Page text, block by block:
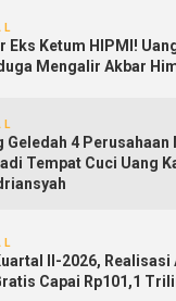
Eks Ketum HIPMI!
Mengalir Akbar
Geledah 4
Tempat Cuci Uang
II-2026,
Capai Rp101,1